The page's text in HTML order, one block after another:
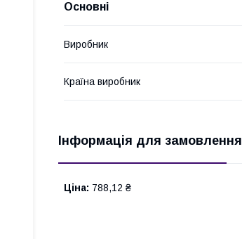
Основні
Виробник
Країна виробник
Інформація для замовлення
Ціна: 788,12 ₴